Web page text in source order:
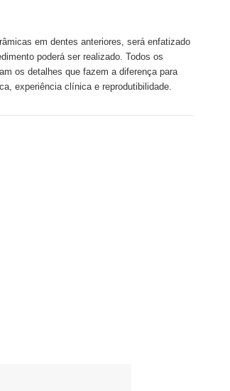
em dentes anteriores, será enfatizado
poderá ser realizado. Todos os
os detalhes que fazem a diferença para
experiência clínica e reprodutibilidade.